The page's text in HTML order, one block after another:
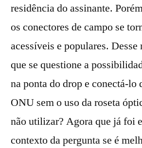
residência do assinante.
os conectores de campo se
acessíveis e populares.
que se questione a
na ponta do drop e conectá-lo
ONU sem o uso da roseta
não utilizar? Agora que já foi
contexto da pergunta se é